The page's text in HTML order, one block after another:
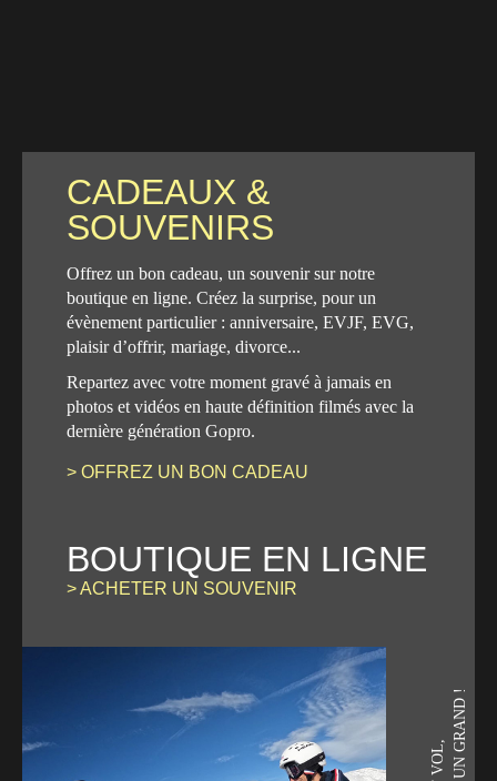
CADEAUX &
SOUVENIRS
Offrez un bon cadeau, un souvenir sur notre
boutique en ligne. Créez la surprise, pour un
évènement particulier : anniversaire, EVJF, EVG,
plaisir d’offrir, mariage, divorce...
Repartez avec votre moment gravé à jamais en
photos et vidéos en haute définition filmés avec la
dernière génération Gopro.
> OFFREZ UN BON CADEAU
BOUTIQUE EN LIGNE
> ACHETER UN SOUVENIR